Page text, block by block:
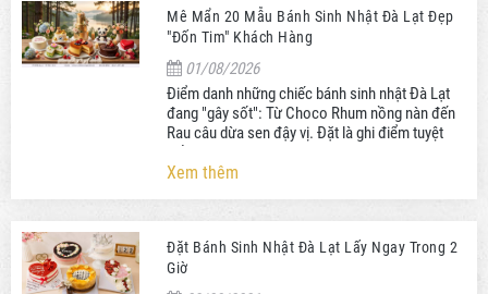
Mê Mẩn 20 Mẫu Bánh Sinh Nhật Đà Lạt Đẹp
"Đốn Tim" Khách Hàng
01/08/2026
Điểm danh những chiếc bánh sinh nhật Đà Lạt
đang "gây sốt": Từ Choco Rhum nồng nàn đến
Rau câu dừa sen đậy vị. Đặt là ghi điểm tuyệt
đối với người nhận!
Xem thêm
Đặt Bánh Sinh Nhật Đà Lạt Lấy Ngay Trong 2
Giờ